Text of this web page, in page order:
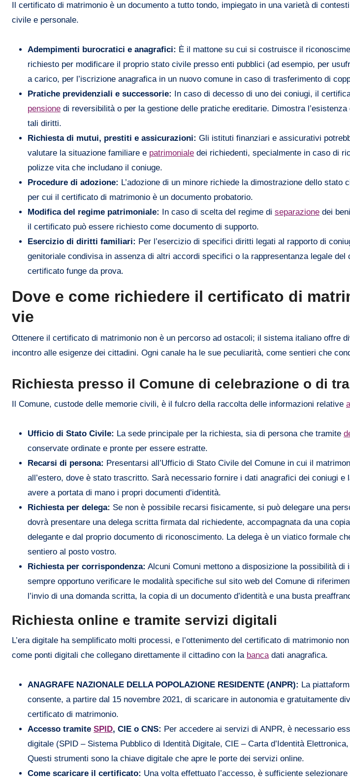
Il certificato di matrimonio è un documento a tutto tondo, impiegato in una varietà di
civile e personale.
Adempimenti burocratici e anagrafici: È il mattone su cui si costruisce il
richiesto per modificare il proprio stato civile presso enti pubblici (ad esempio, per
a carico, per l’iscrizione anagrafica in un nuovo comune in caso di trasferimento di
Pratiche previdenziali e successorie: In caso di decesso di uno dei coniugi, il
pensione di reversibilità o per la gestione delle pratiche ereditarie. Dimostra
tali diritti.
Richiesta di mutui, prestiti e assicurazioni: Gli istituti finanziari e assicurativi
valutare la situazione familiare e patrimoniale dei richiedenti, specialmente in caso di
polizze vita che includano il coniuge.
Procedure di adozione: L’adozione di un minore richiede la dimostrazione dello stato
per cui il certificato di matrimonio è un documento probatorio.
Modifica del regime patrimoniale: In caso di scelta del regime di separazione dei
il certificato può essere richiesto come documento di supporto.
Esercizio di diritti familiari: Per l’esercizio di specifici diritti legati al rapporto di
genitoriale condivisa in assenza di altri accordi specifici o la rappresentanza legale
certificato funge da prova.
Dove e come richiedere il certificato di
vie
Ottenere il certificato di matrimonio non è un percorso ad ostacoli; il sistema italiano offre
incontro alle esigenze dei cittadini. Ogni canale ha le sue peculiarità, come sentieri che
Richiesta presso il Comune di celebrazione o di
Il Comune, custode delle memorie civili, è il fulcro della raccolta delle informazioni relative
Ufficio di Stato Civile: La sede principale per la richiesta, sia di persona che tramite
conservate ordinate e pronte per essere estratte.
Recarsi di persona: Presentarsi all’Ufficio di Stato Civile del Comune in cui il
all’estero, dove è stato trascritto. Sarà necessario fornire i dati anagrafici dei coniugi e
avere a portata di mano i propri documenti d’identità.
Richiesta per delega: Se non è possibile recarsi fisicamente, si può delegare una
dovrà presentare una delega scritta firmata dal richiedente, accompagnata da una
delegante e dal proprio documento di riconoscimento. La delega è un viatico formale
sentiero al posto vostro.
Richiesta per corrispondenza: Alcuni Comuni mettono a disposizione la possibilità
sempre opportuno verificare le modalità specifiche sul sito web del Comune di
l’invio di una domanda scritta, la copia di un documento d’identità e una busta
Richiesta online e tramite servizi digitali
L’era digitale ha semplificato molti processi, e l’ottenimento del certificato di matrimonio
come ponti digitali che collegano direttamente il cittadino con la bancadati anagrafica.
ANAGRAFE NAZIONALE DELLA POPOLAZIONE RESIDENTE (ANPR): La
consente, a partire dal 15 novembre 2021, di scaricare in autonomia e gratuitamente
certificato di matrimonio.
Accesso tramite SPID, CIE o CNS: Per accedere ai servizi di ANPR, è necessario
digitale (SPID – Sistema Pubblico di Identità Digitale, CIE – Carta d’Identità
Questi strumenti sono la chiave digitale che apre le porte dei servizi online.
Come scaricare il certificato: Una volta effettuato l’accesso, è sufficiente